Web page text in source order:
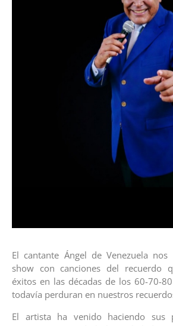
El cantante Ángel de Venezuela
show con canciones del recuerdo
éxitos en las décadas de los 60-70-
todavía perduran en nuestros
El artista ha venido haciendo sus